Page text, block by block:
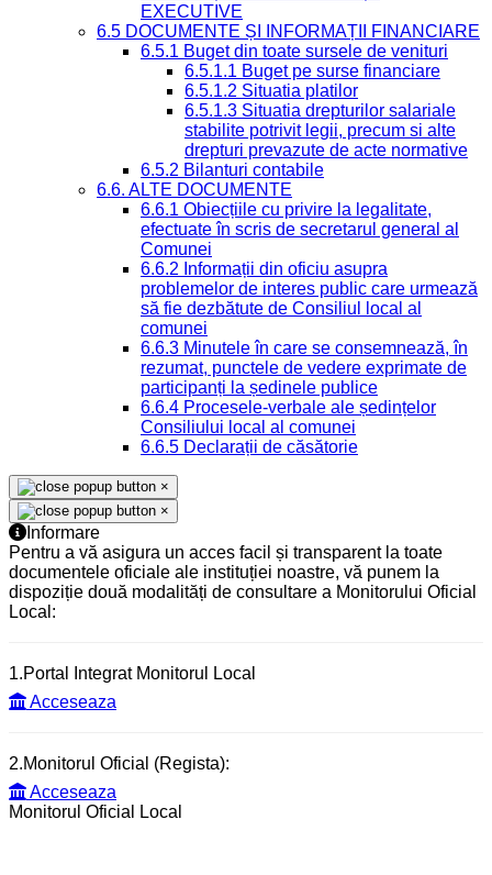
EXECUTIVE
6.5 DOCUMENTE ȘI INFORMAȚII FINANCIARE
6.5.1 Buget din toate sursele de venituri
6.5.1.1 Buget pe surse financiare
6.5.1.2 Situatia platilor
6.5.1.3 Situatia drepturilor salariale
stabilite potrivit legii, precum si alte
drepturi prevazute de acte normative
6.5.2 Bilanturi contabile
6.6. ALTE DOCUMENTE
6.6.1 Obiecțiile cu privire la legalitate,
efectuate în scris de secretarul general al
Comunei
6.6.2 Informații din oficiu asupra
problemelor de interes public care urmează
să fie dezbătute de Consiliul local al
comunei
6.6.3 Minutele în care se consemnează, în
rezumat, punctele de vedere exprimate de
participanți la ședinele publice
6.6.4 Procesele-verbale ale ședințelor
Consiliului local al comunei
6.6.5 Declarații de căsătorie
×
×
Informare
Pentru a vă asigura un acces facil și transparent la toate
documentele oficiale ale instituției noastre, vă punem la
dispoziție două modalități de consultare a Monitorului Oficial
Local:
1.Portal Integrat Monitorul Local
Acceseaza
2.Monitorul Oficial (Regista):
Acceseaza
Monitorul Oficial Local